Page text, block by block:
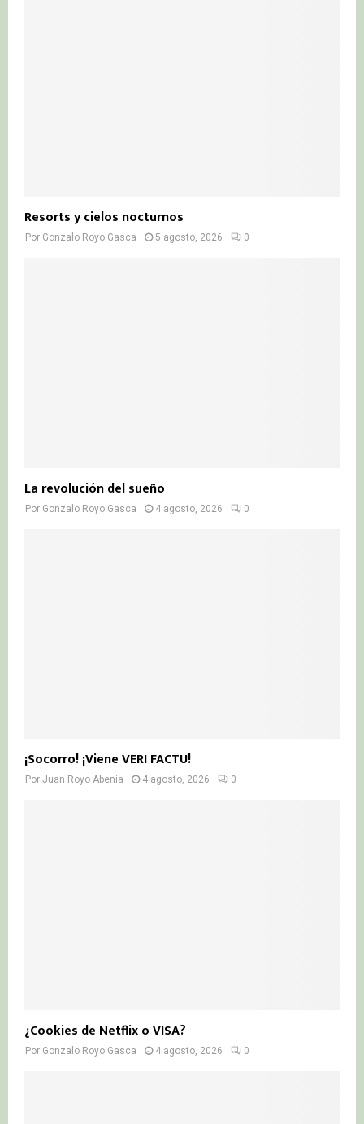
Resorts y cielos nocturnos
Por Gonzalo Royo Gasca 5 agosto, 2026 0
La revolución del sueño
Por Gonzalo Royo Gasca 4 agosto, 2026 0
¡Socorro! ¡Viene VERI FACTU!
Por Juan Royo Abenia 4 agosto, 2026 0
¿Cookies de Netflix o VISA?
Por Gonzalo Royo Gasca 4 agosto, 2026 0